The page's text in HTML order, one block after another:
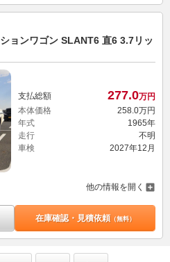
ョンワゴン SLANT6 直6 3.7リッ
支払総額 277.0万円
本体価格
258. 0万円
年式
1965年
走行
不明
車検
2027年12月
他の情報を開く
在庫確認・見積依頼（無料）